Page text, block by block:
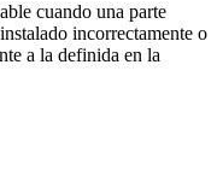
cuando una parte
incorrectamente o
a la definida en la